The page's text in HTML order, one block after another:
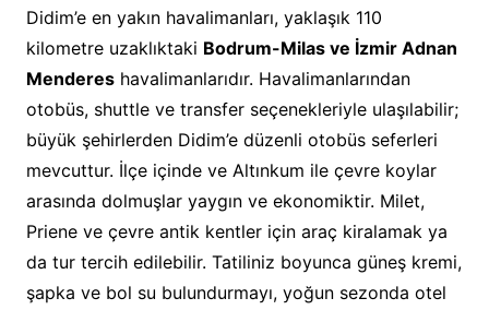
Didim’e en yakın havalimanları, yaklaşık 110
kilometre uzaklıktaki Bodrum-Milas ve İzmir Adnan
Mendereshavalimanlarıdır. Havalimanlarından
otobüs, shuttle ve transfer seçenekleriyle ulaşılabilir;
büyük şehirlerden Didim’e düzenli otobüs seferleri
mevcuttur. İlçe içinde ve Altınkum ile çevre koylar
arasında dolmuşlar yaygın ve ekonomiktir. Milet,
Priene ve çevre antik kentler için araç kiralamak ya
da tur tercih edilebilir. Tatiliniz boyunca güneş kremi,
şapka ve bol su bulundurmayı, yoğun sezonda otel